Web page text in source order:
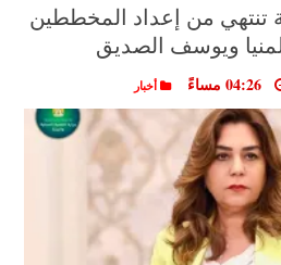
تنتهي من إعداد المخططين
ويوسف الصديق
04:26 مساءً أخبار